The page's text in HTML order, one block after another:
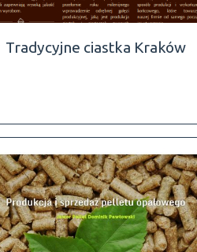
Tradycyjne ciastka Kraków